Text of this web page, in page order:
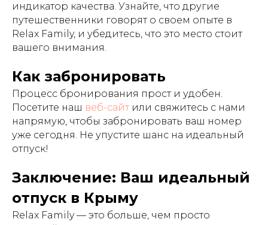
индикатор качества. Узнайте, что другие
путешественники говорят о своем опыте в
Relax Family, и убедитесь, что это место стоит
вашего внимания.
Как забронировать
Процесс бронирования прост и удобен.
Посетите наш веб-сайт или свяжитесь с нами
напрямую, чтобы забронировать ваш номер
уже сегодня. Не упустите шанс на идеальный
отпуск!
Заключение: Ваш идеальный
отпуск в Крыму
Relax Family — это больше, чем просто